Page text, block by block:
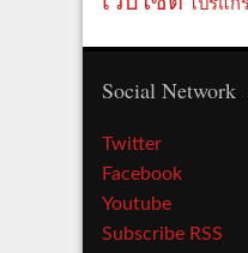
โปรแก
Social Network
Twitter
Facebook
Youtube
Subscribe RSS